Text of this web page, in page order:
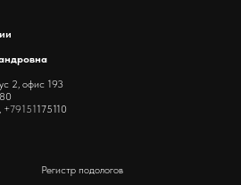
2, офис 193
+79151175110
Регистр подологов